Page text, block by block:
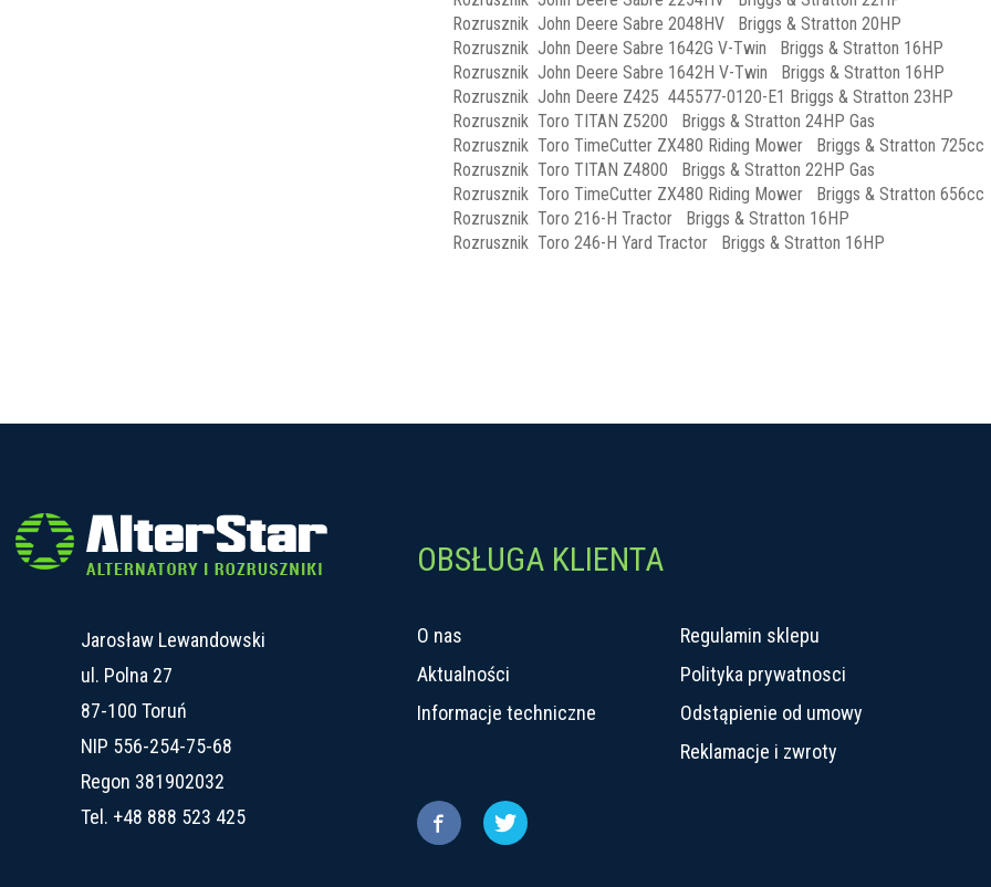
Rozrusznik John Deere Sabre 2048HV Briggs & Stratton 20HP
Rozrusznik John Deere Sabre 1642G V-Twin Briggs & Stratton 16HP
Rozrusznik John Deere Sabre 1642H V-Twin Briggs & Stratton 16HP
Rozrusznik John Deere Z425 445577-0120-E1 Briggs & Stratton 23HP
Rozrusznik Toro TITAN Z5200 Briggs & Stratton 24HP Gas
Rozrusznik Toro TimeCutter ZX480 Riding Mower Briggs & Stratton 725cc
Rozrusznik Toro TITAN Z4800 Briggs & Stratton 22HP Gas
Rozrusznik Toro TimeCutter ZX480 Riding Mower Briggs & Stratton 656cc
Rozrusznik Toro 216-H Tractor Briggs & Stratton 16HP
Rozrusznik Toro 246-H Yard Tractor Briggs & Stratton 16HP
Jarosław Lewandowski
ul. Polna 27
87-100 Toruń
NIP 556-254-75-68
Regon 381902032
Tel. +48 888 523 425
OBSŁUGA KLIENTA
O nas
Aktualności
Informacje techniczne
Regulamin sklepu
Polityka prywatnosci
Odstąpienie od umowy
Reklamacje i zwroty
 